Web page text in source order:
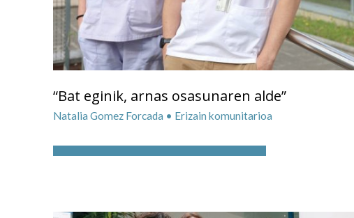
“Bat eginik, arnas osasunaren alde”
Natalia Gomez Forcada • Erizain komunitarioa